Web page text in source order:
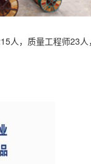
人，质量工程师23